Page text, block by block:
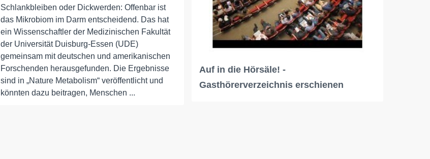
Schlankbleiben oder Dickwerden: Offenbar ist
das Mikrobiom im Darm entscheidend. Das hat
ein Wissenschaftler der Medizinischen Fakultät
der Universität Duisburg-Essen (UDE)
gemeinsam mit deutschen und amerikanischen
Forschenden herausgefunden. Die Ergebnisse
sind in „Nature Metabolism“ veröffentlicht und
könnten dazu beitragen, Menschen ...
Auf in die Hörsäle! -
Gasthörerverzeichnis erschienen